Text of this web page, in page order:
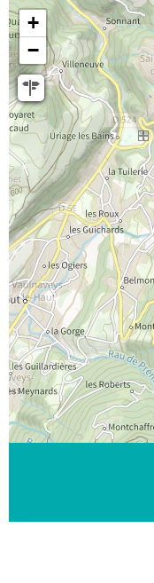
+
−